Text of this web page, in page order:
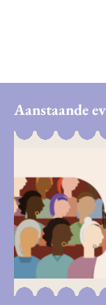
Aanstaande